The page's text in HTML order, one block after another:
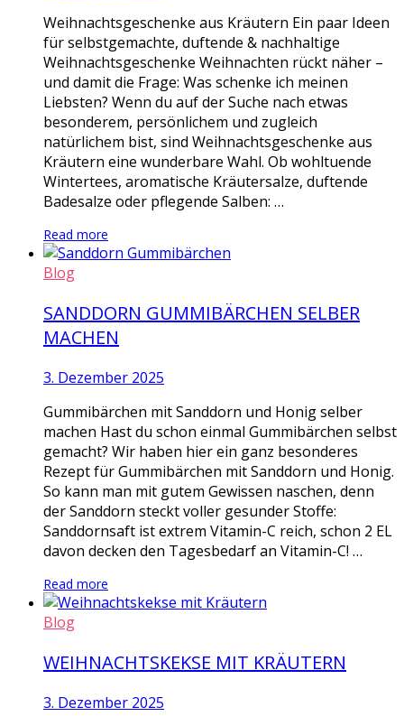
Weihnachtsgeschenke aus Kräutern Ein paar Ideen
für selbstgemachte, duftende & nachhaltige
Weihnachtsgeschenke Weihnachten rückt näher –
und damit die Frage: Was schenke ich meinen
Liebsten? Wenn du auf der Suche nach etwas
besonderem, persönlichem und zugleich
natürlichem bist, sind Weihnachtsgeschenke aus
Kräutern eine wunderbare Wahl. Ob wohltuende
Wintertees, aromatische Kräutersalze, duftende
Badesalze oder pflegende Salben: …
Read more
Blog
SANDDORN GUMMIBÄRCHEN SELBER
MACHEN
3. Dezember 2025
Gummibärchen mit Sanddorn und Honig selber
machen Hast du schon einmal Gummibärchen selbst
gemacht? Wir haben hier ein ganz besonderes
Rezept für Gummibärchen mit Sanddorn und Honig.
So kann man mit gutem Gewissen naschen, denn
der Sanddorn steckt voller gesunder Stoffe:
Sanddornsaft ist extrem Vitamin-C reich, schon 2 EL
davon decken den Tagesbedarf an Vitamin-C! …
Read more
Blog
WEIHNACHTSKEKSE MIT KRÄUTERN
3. Dezember 2025